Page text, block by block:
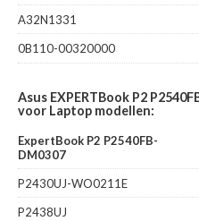
A32N1331
0B110-00320000
Asus EXPERTBook P2
voor Laptop modellen:
ExpertBook P2 P2540FB-
DM0307
P2430UJ-WO0211E
P2438UJ